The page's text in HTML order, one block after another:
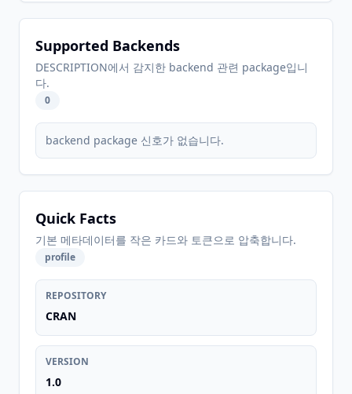
Supported Backends
DESCRIPTION에서 감지한 backend 관련 package입니
다.
0
backend package 신호가 없습니다.
Quick Facts
기본 메타데이터를 작은 카드와 토큰으로 압축합니다.
profile
REPOSITORY
CRAN
VERSION
1.0